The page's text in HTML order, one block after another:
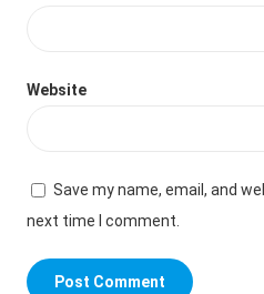
Website
Save my name, email, and
next time I comment.